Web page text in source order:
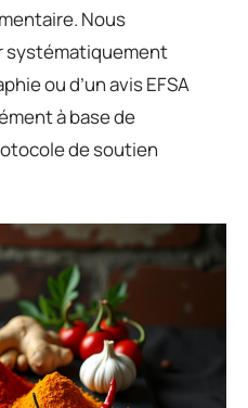
Nous
systématiquement
ou d’un avis EFSA
à base de
de soutien